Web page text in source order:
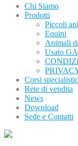
Chi Siamo
Prodotti
Piccoli
Equini
Animali
Usato
Corsi
Rete di vendita
News
Download
Sede e Contatti